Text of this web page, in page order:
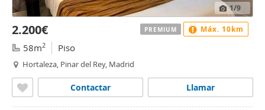
1/9
2.200€
58m2 Piso
Hortaleza, Pinar del Rey, Madrid
Llamar
Contactar
PREMIUM Máx. 10km